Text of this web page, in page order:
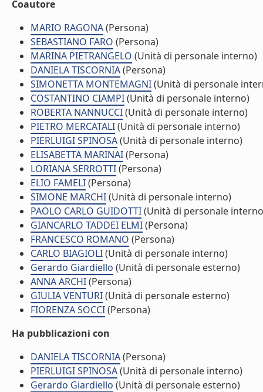
Coautore
MARIO RAGONA(Persona)
SEBASTIANO FARO (Persona)
MARINA PIETRANGELO (Unità di personale interno)
DANIELA TISCORNIA(Persona)
SIMONETTA MONTEMAGNI(Unità di personale
COSTANTINO CIAMPI(Unità di personale interno)
ROBERTA NANNUCCI(Unità di personale interno)
PIETRO MERCATALI(Unità di personale interno)
PIERLUIGI SPINOSA(Unità di personale interno)
ELISABETTA MARINAI(Persona)
LORIANA SERROTTI(Persona)
ELIO FAMELI(Persona)
SIMONE MARCHI(Unità di personale interno)
PAOLO CARLO GUIDOTTI(Unità di personale
GIANCARLO TADDEI ELMI(Persona)
FRANCESCO ROMANO (Persona)
CARLO BIAGIOLI(Unità di personale interno)
Gerardo Giardiello (Unità di personale esterno)
ANNA ARCHI(Persona)
GIULIA VENTURI(Unità di personale esterno)
FIORENZA SOCCI(Persona)
Ha pubblicazioni con
DANIELA TISCORNIA(Persona)
PIERLUIGI SPINOSA(Unità di personale interno)
Gerardo Giardiello (Unità di personale esterno)